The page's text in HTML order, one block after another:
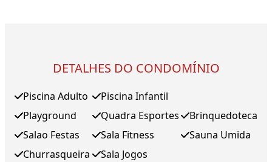
DETALHES DO CONDOMÍNIO
Piscina Adulto
Playground
Salao Festas
Churrasqueira
Piscina Infantil
Quadra Esportes
Sala Fitness
Sala Jogos
Brinquedoteca
Sauna Umida